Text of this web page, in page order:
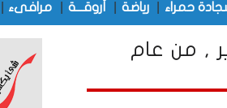
حمراء رياضة أروقـــة مرافىء
, من عام